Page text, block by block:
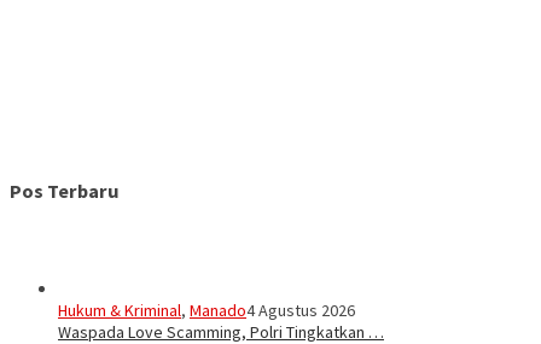
Pos Terbaru
Hukum & Kriminal, Manado4 Agustus 2026
Waspada Love Scamming, Polri Tingkatkan …